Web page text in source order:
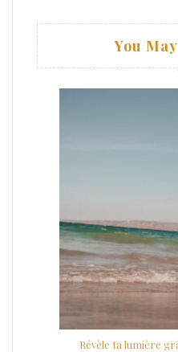
You
Révèle ta lumière